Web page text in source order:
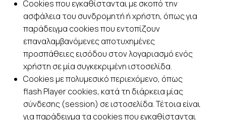
Cookies που εγκαθίστανται με σκοπό την
ασφάλεια του συνδρομητή ή χρήστη, όπως για
παράδειγμα cookies που εντοπίζουν
επαναλαμβανόμενες αποτυχημένες
προσπάθειες εισόδου στον λογαριασμό ενός
χρήστη σε μία συγκεκριμένη ιστοσελίδα.
Cookies με πολυμεσικό περιεχόμενο, όπως
flash Player cookies, κατά τη διάρκεια μίας
σύνδεσης (session) σε ιστοσελίδα. Τέτοια είναι
για παράδειγμα τα cookies που εγκαθίστανται